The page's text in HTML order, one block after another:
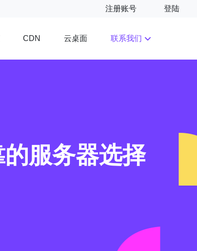
注册账号 登陆
CDN 云桌面 联系我们
服务器选择